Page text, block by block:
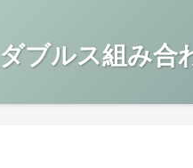
ダブルス組み合